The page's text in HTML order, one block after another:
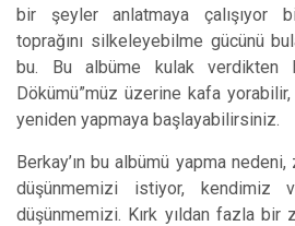
bir şeyler anlatmaya çalışıyor
toprağını silkeleyebilme gücünü
bu. Bu albüme kulak verdikten
Dökümü”müz üzerine kafa yorabilir,
yeniden yapmaya başlayabilirsiniz.
Berkay’ın bu albümü yapma
düşünmemizi istiyor, kendimiz
düşünmemizi. Kırk yıldan fazla bir